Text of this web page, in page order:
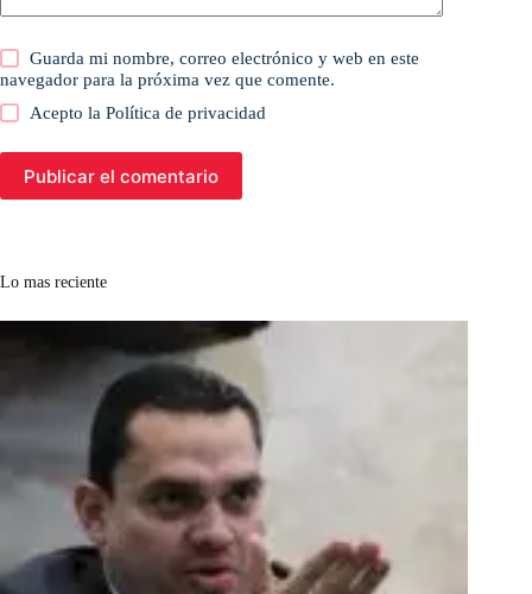
Guarda mi nombre, correo electrónico y web en este
navegador para la próxima vez que comente.
Acepto laPolítica de privacidad
Publicar el comentario
Lo mas reciente